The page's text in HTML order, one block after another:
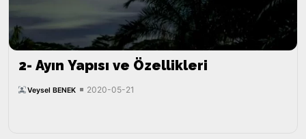
2- Ayın Yapısı ve Özellikleri
Veysel BENEK 2020-05-21